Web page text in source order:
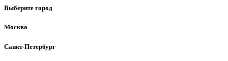
Выберите город
Москва
Санкт-Петербург